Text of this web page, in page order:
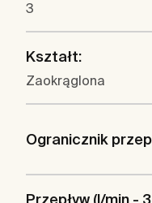
3
Kształt:
Zaokrąglona
Ogranicznik
Przepływ (l/min -